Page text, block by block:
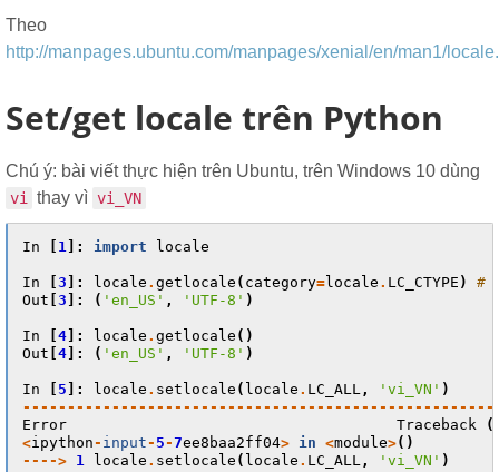
Theo
http://manpages.ubuntu.com/manpages/xenial/en/man1/
Set/get locale trên Python
Chú ý: bài viết thực hiện trên Ubuntu, trên Windows 10 dùng
vi thay vì vi_VN
In 1 ]: import locale
In 3 ]: locale . getlocale ( category=locale . LC_CTYPE )
#
Out 3 ]: ( 'en_US' , 'UTF-8' )
In 4 ]: locale . getlocale ()
Out 4 ]: ( 'en_US' , 'UTF-8' )
In 5 ]: locale . setlocale ( locale . LC_ALL , 'vi_VN' )
Error
Traceback (
<ipython - input - 5 -7ee8baa2ff04> in <module>()
----> 1 locale . setlocale ( locale . LC_ALL , 'vi_VN' )